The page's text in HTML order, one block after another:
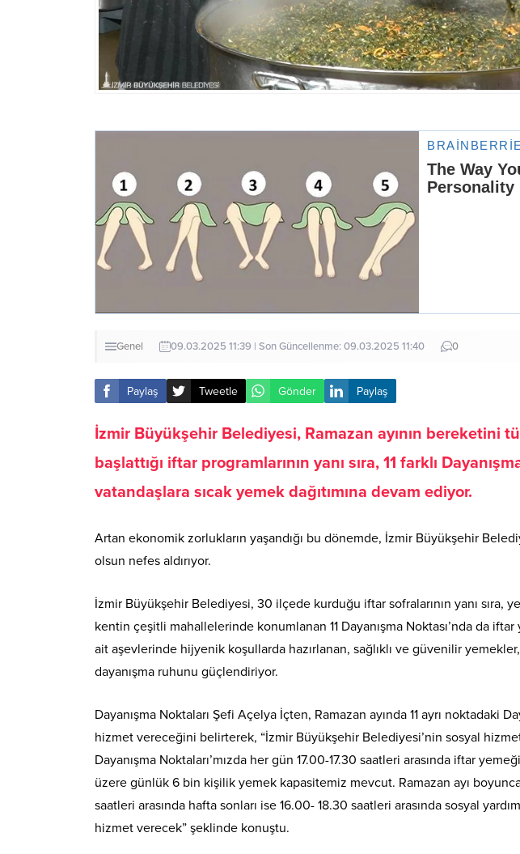
Genel 09.03.2025 11:39 | Son Güncellenme: 09.03.2025 11:40 0
Paylaş Tweetle Gönder Paylaş
İzmir Büyükşehir Belediyesi, Ramazan ayının bereketini
başlattığı iftar programlarının yanı sıra, 11 farklı
vatandaşlara sıcak yemek dağıtımına devam ediyor.
Artan ekonomik zorlukların yaşandığı bu dönemde, İzmir Büyükşehir
olsun nefes aldırıyor.
İzmir Büyükşehir Belediyesi, 30 ilçede kurduğu iftar sofralarının yanı sıra,
kentin çeşitli mahallelerinde konumlanan 11 Dayanışma Noktası’nda da
ait aşevlerinde hijyenik koşullarda hazırlanan, sağlıklı ve güvenilir
dayanışma ruhunu güçlendiriyor.
Dayanışma Noktaları Şefi Açelya İçten, Ramazan ayında 11 ayrı noktadaki
hizmet vereceğini belirterek, “İzmir Büyükşehir Belediyesi’nin sosyal hizmet
Dayanışma Noktaları’mızda her gün 17.00-17.30 saatleri arasında iftar
üzere günlük 6 bin kişilik yemek kapasitemiz mevcut. Ramazan ayı
saatleri arasında hafta sonları ise 16.00- 18.30 saatleri arasında sosyal
hizmet verecek” şeklinde konuştu.